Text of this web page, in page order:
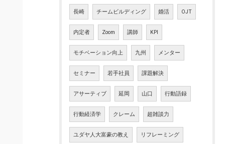
長崎 チームビルディング 婚活 OJT
内定者 Zoom 講師 KPI
モチベーション向上 九州 メンター
セミナー 若手社員 課題解決
アサーティブ 延岡 山口 行動語録
行動経済学 クレーム 超雑談力
ユダヤ人大富豪の教え リフレーミング